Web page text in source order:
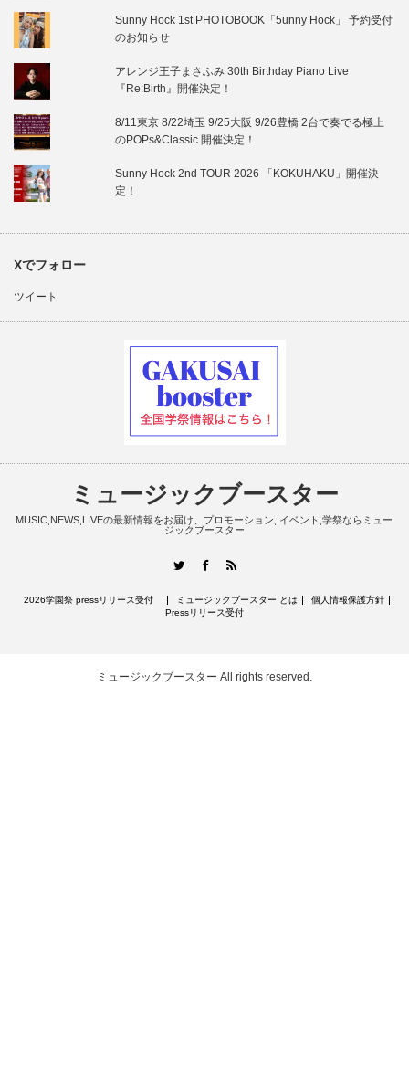
Sunny Hock 1st PHOTOBOOK「5unny Hock」 予約受付
のお知らせ
アレンジ王子まさふみ 30th Birthday Piano Live
『Re:Birth』開催決定！
8/11東京 8/22埼玉 9/25大阪 9/26豊橋 2台で奏でる極上
のPOPs&Classic 開催決定！
Sunny Hock 2nd TOUR 2026 「KOKUHAKU」開催決
定！
Xでフォロー
ツイート
ミュージックブースター
MUSIC,NEWS,LIVEの最新情報をお届け、プロモーション, イベント,学祭ならミュー
ジックブースター
TwitterFacebook
2026学園祭 pressリリース受付 ミュージックブースター とは
個人情報保護方針
Pressリリース受付
ミュージックブースター All rights reserved.